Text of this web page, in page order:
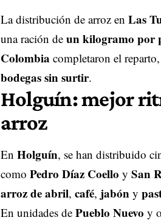
La distribución de arroz en Las
una ración de un kilogramo por
Colombia completaron el
bodegas sin surtir.
Holguín: mejor
arroz
En Holguín, se han distribuido
como Pedro Díaz Coello y San
arroz de abril, café, jabón y
En unidades de Pueblo Nuevo y